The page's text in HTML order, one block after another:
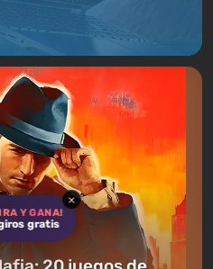
Y GANA!
gratis
×